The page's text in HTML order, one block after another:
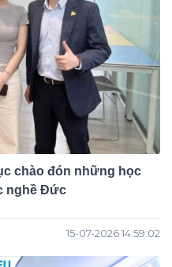
chào đón những học
nghề Đức
15-07-2026 14:59:02